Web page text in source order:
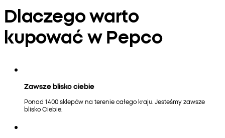
Dlaczego warto
kupować w Pepco
Zawsze blisko ciebie
Ponad 1400 sklepów na terenie całego kraju. Jesteśmy zawsze
blisko Ciebie.